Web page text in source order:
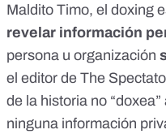
Maldito Timo, el doxing
revelar información
persona u organización
el editor de The
de la historia no
ninguna información